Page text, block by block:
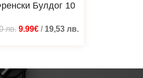
Булдог 10
лв. 9.99€/ 19,53 лв.